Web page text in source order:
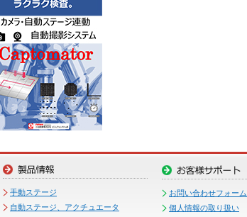
手動ステージ
自動ステージ、アクチュエータ
お問い合わせフォーム
個人情報の取り扱い